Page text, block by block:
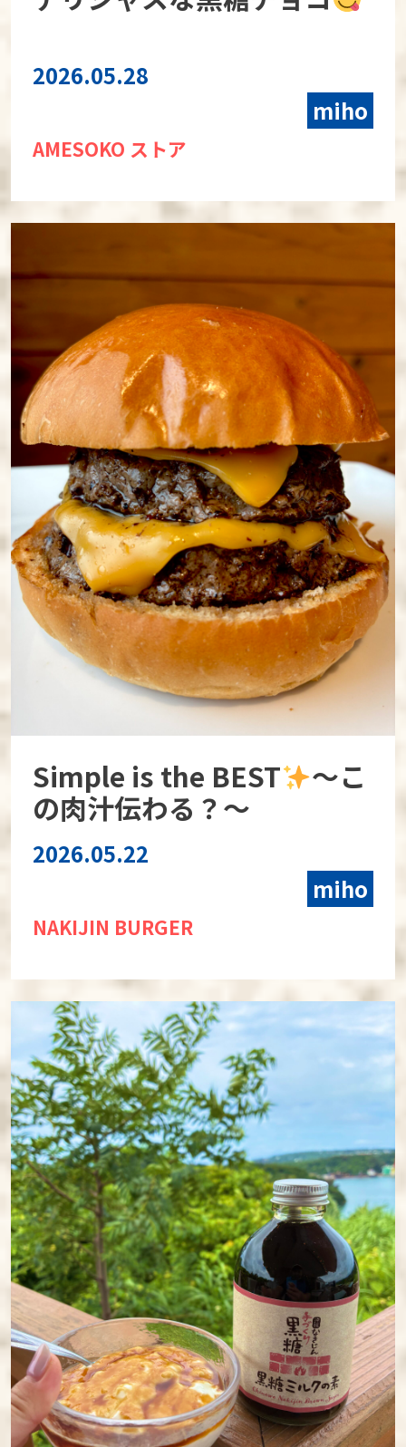
2026.05.28
miho
AMESOKO ストア
Simple is the BEST 〜こ
の肉汁伝わる？〜
2026.05.22
miho
NAKIJIN BURGER